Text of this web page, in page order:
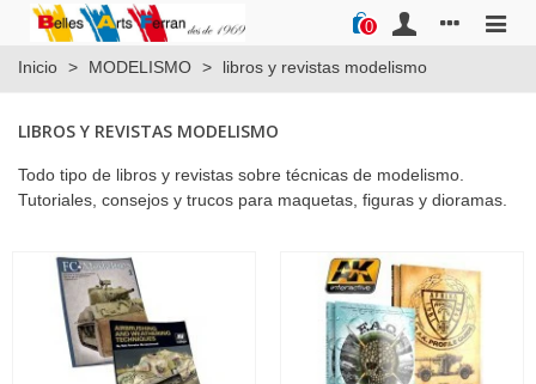
0
Inicio > MODELISMO > libros y revistas modelismo
LIBROS Y REVISTAS MODELISMO
Todo tipo de libros y revistas sobre técnicas de modelismo.
Tutoriales, consejos y trucos para maquetas, figuras y dioramas.